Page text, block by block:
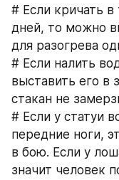
# Если кричать в
дней, то можно
для разогрева
# Если налить
выставить его
стакан не
# Если у статуи
передние ноги,
в бою. Если у
значит человек